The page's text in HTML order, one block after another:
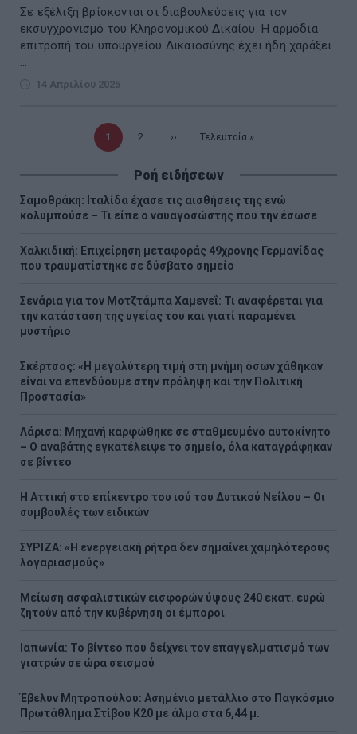
Σε εξέλιξη βρίσκονται οι διαβουλεύσεις για τον
εκσυγχρονισμό του Κληρονομικού Δικαίου. Η αρμόδια
επιτροπή του υπουργείου Δικαιοσύνης έχει ήδη χαράξει
...
14 Απριλίου 2025
Τρέχουσα
1 Σελίδα
2 Επόμενη
›› Τελευταία
Τελευταία »
Ροή ειδήσεων
Σαμοθράκη: Ιταλίδα έχασε τις αισθήσεις της ενώ
κολυμπούσε – Τι είπε ο ναυαγοσώστης που την έσωσε
Χαλκιδική: Επιχείρηση μεταφοράς 49χρονης Γερμανίδας
που τραυματίστηκε σε δύσβατο σημείο
Σενάρια για τον Μοτζτάμπα Χαμενεΐ: Τι αναφέρεται για
την κατάσταση της υγείας του και γιατί παραμένει
μυστήριο
Σκέρτσος: «Η μεγαλύτερη τιμή στη μνήμη όσων χάθηκαν
είναι να επενδύουμε στην πρόληψη και την Πολιτική
Προστασία»
Λάρισα: Μηχανή καρφώθηκε σε σταθμευμένο αυτοκίνητο
– Ο αναβάτης εγκατέλειψε το σημείο, όλα καταγράφηκαν
σε βίντεο
Η Αττική στο επίκεντρο του ιού του Δυτικού Νείλου – Οι
συμβουλές των ειδικών
ΣΥΡΙΖΑ: «Η ενεργειακή ρήτρα δεν σημαίνει χαμηλότερους
λογαριασμούς»
Μείωση ασφαλιστικών εισφορών ύψους 240 εκατ. ευρώ
ζητούν από την κυβέρνηση οι έμποροι
Ιαπωνία: Το βίντεο που δείχνει τον επαγγελματισμό των
γιατρών σε ώρα σεισμού
Έβελυν Μητροπούλου: Ασημένιο μετάλλιο στο Παγκόσμιο
Πρωτάθλημα Στίβου Κ20 με άλμα στα 6,44 μ.